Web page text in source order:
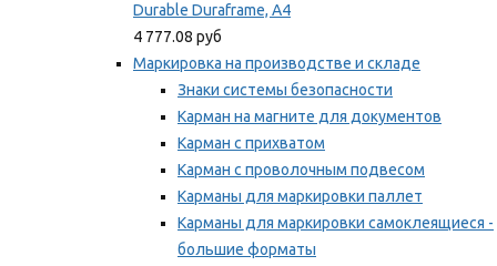
Durable Duraframe, А4
4 777.08 руб
Маркировка на производстве и складе
Знаки системы безопасности
Карман на магните для документов
Карман с прихватом
Карман с проволочным подвесом
Карманы для маркировки паллет
Карманы для маркировки самоклеящиеся -
большие форматы